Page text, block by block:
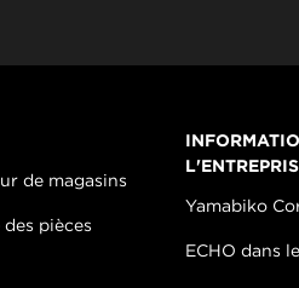
de magasins
pièces
Yamabiko
ECHO dans